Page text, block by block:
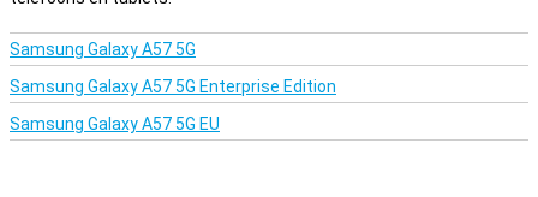
Samsung Galaxy A57 5G
Samsung Galaxy A57 5G Enterprise Edition
Samsung Galaxy A57 5G EU